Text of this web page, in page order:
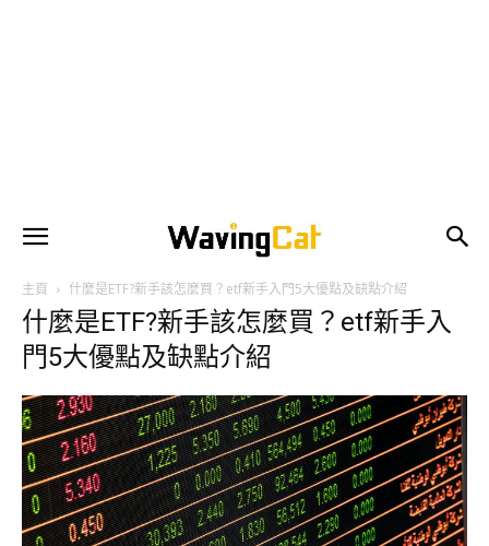
主頁 什麼是ETF?新手該怎麼買？etf新手入門5大優點及缺點介紹
什麼是ETF?新手該怎麼買？etf新手入
門5大優點及缺點介紹